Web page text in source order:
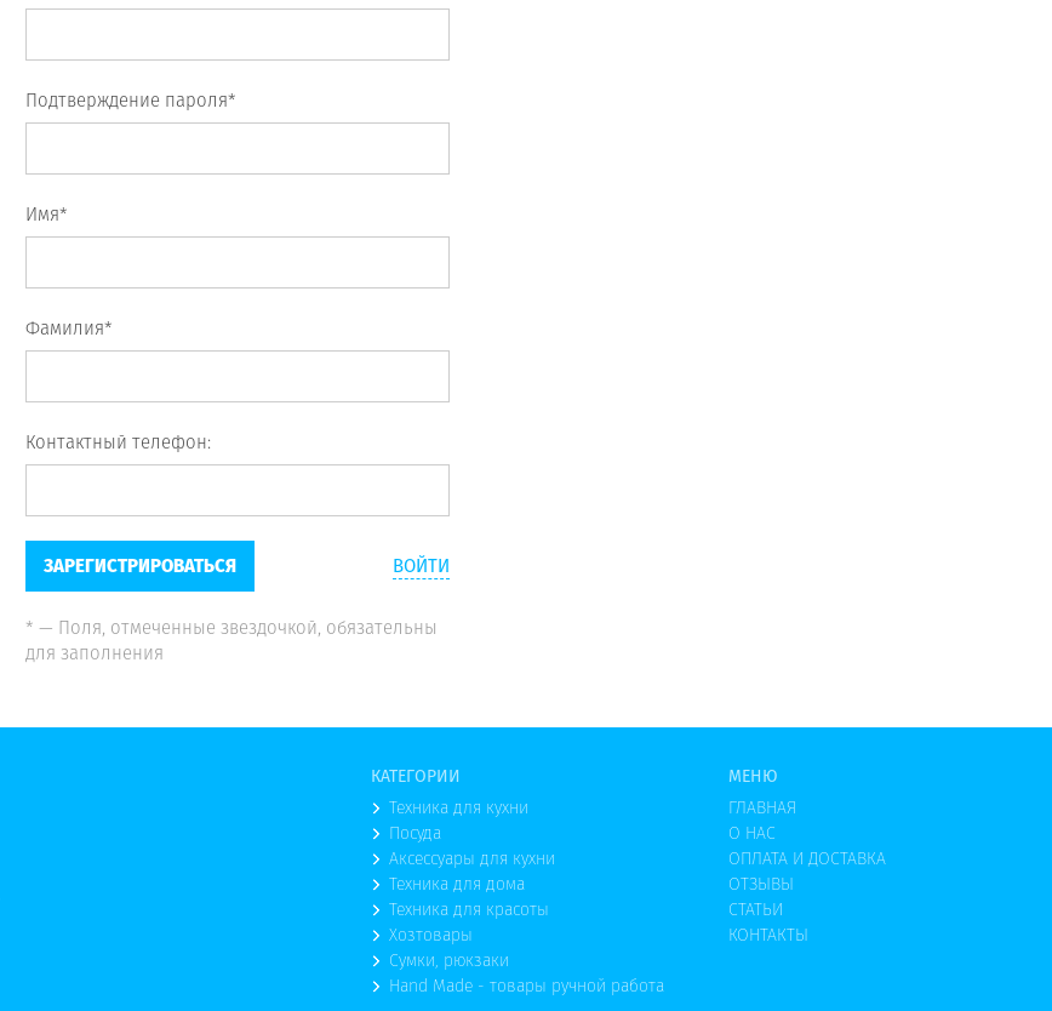
Подтверждение пароля*
Имя*
Фамилия*
Контактный телефон:
ЗАРЕГИСТРИРОВАТЬСЯ ВОЙТИ
* — Поля, отмеченные звездочкой, обязательны
для заполнения
КАТЕГОРИИ
Техника для кухни
Посуда
Аксессуары для кухни
Техника для дома
Техника для красоты
Хозтовары
Сумки, рюкзаки
Hand Made - товары ручной работа
МЕНЮ
ГЛАВНАЯ
О НАС
ОПЛАТА И ДОСТАВКА
ОТЗЫВЫ
СТАТЬИ
КОНТАКТЫ